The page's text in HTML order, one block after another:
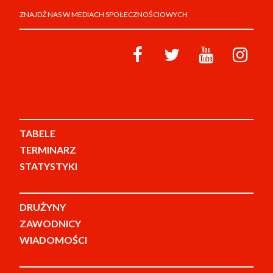
ZNAJDŹ NAS W MEDIACH SPOŁECZNOŚCIOWYCH
TABELE
TERMINARZ
STATYSTYKI
DRUŻYNY
ZAWODNICY
WIADOMOŚCI